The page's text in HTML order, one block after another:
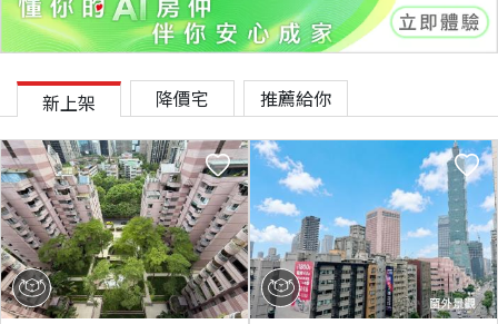
新上架 降價宅 推薦給你